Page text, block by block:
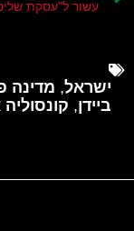
עשור ל"עסקת
ישראל, מדינה
ביידן,